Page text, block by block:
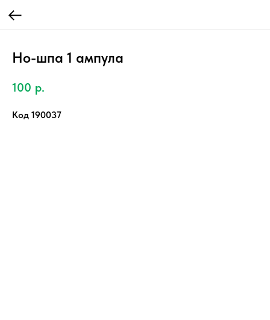
Но-шпа 1 ампула
100 р.
Код 190037